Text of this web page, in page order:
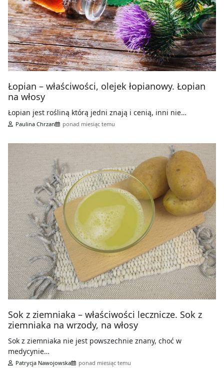
Łopian – właściwości, olejek łopianowy. Łopian
na włosy
Łopian jest rośliną którą jedni znają i cenią, inni nie…
Paulina Chrzan ponad miesiąc temu
Sok z ziemniaka – właściwości lecznicze. Sok z
ziemniaka na wrzody, na włosy
Sok z ziemniaka nie jest powszechnie znany, choć w
medycynie…
Patrycja Nawojowska ponad miesiąc temu